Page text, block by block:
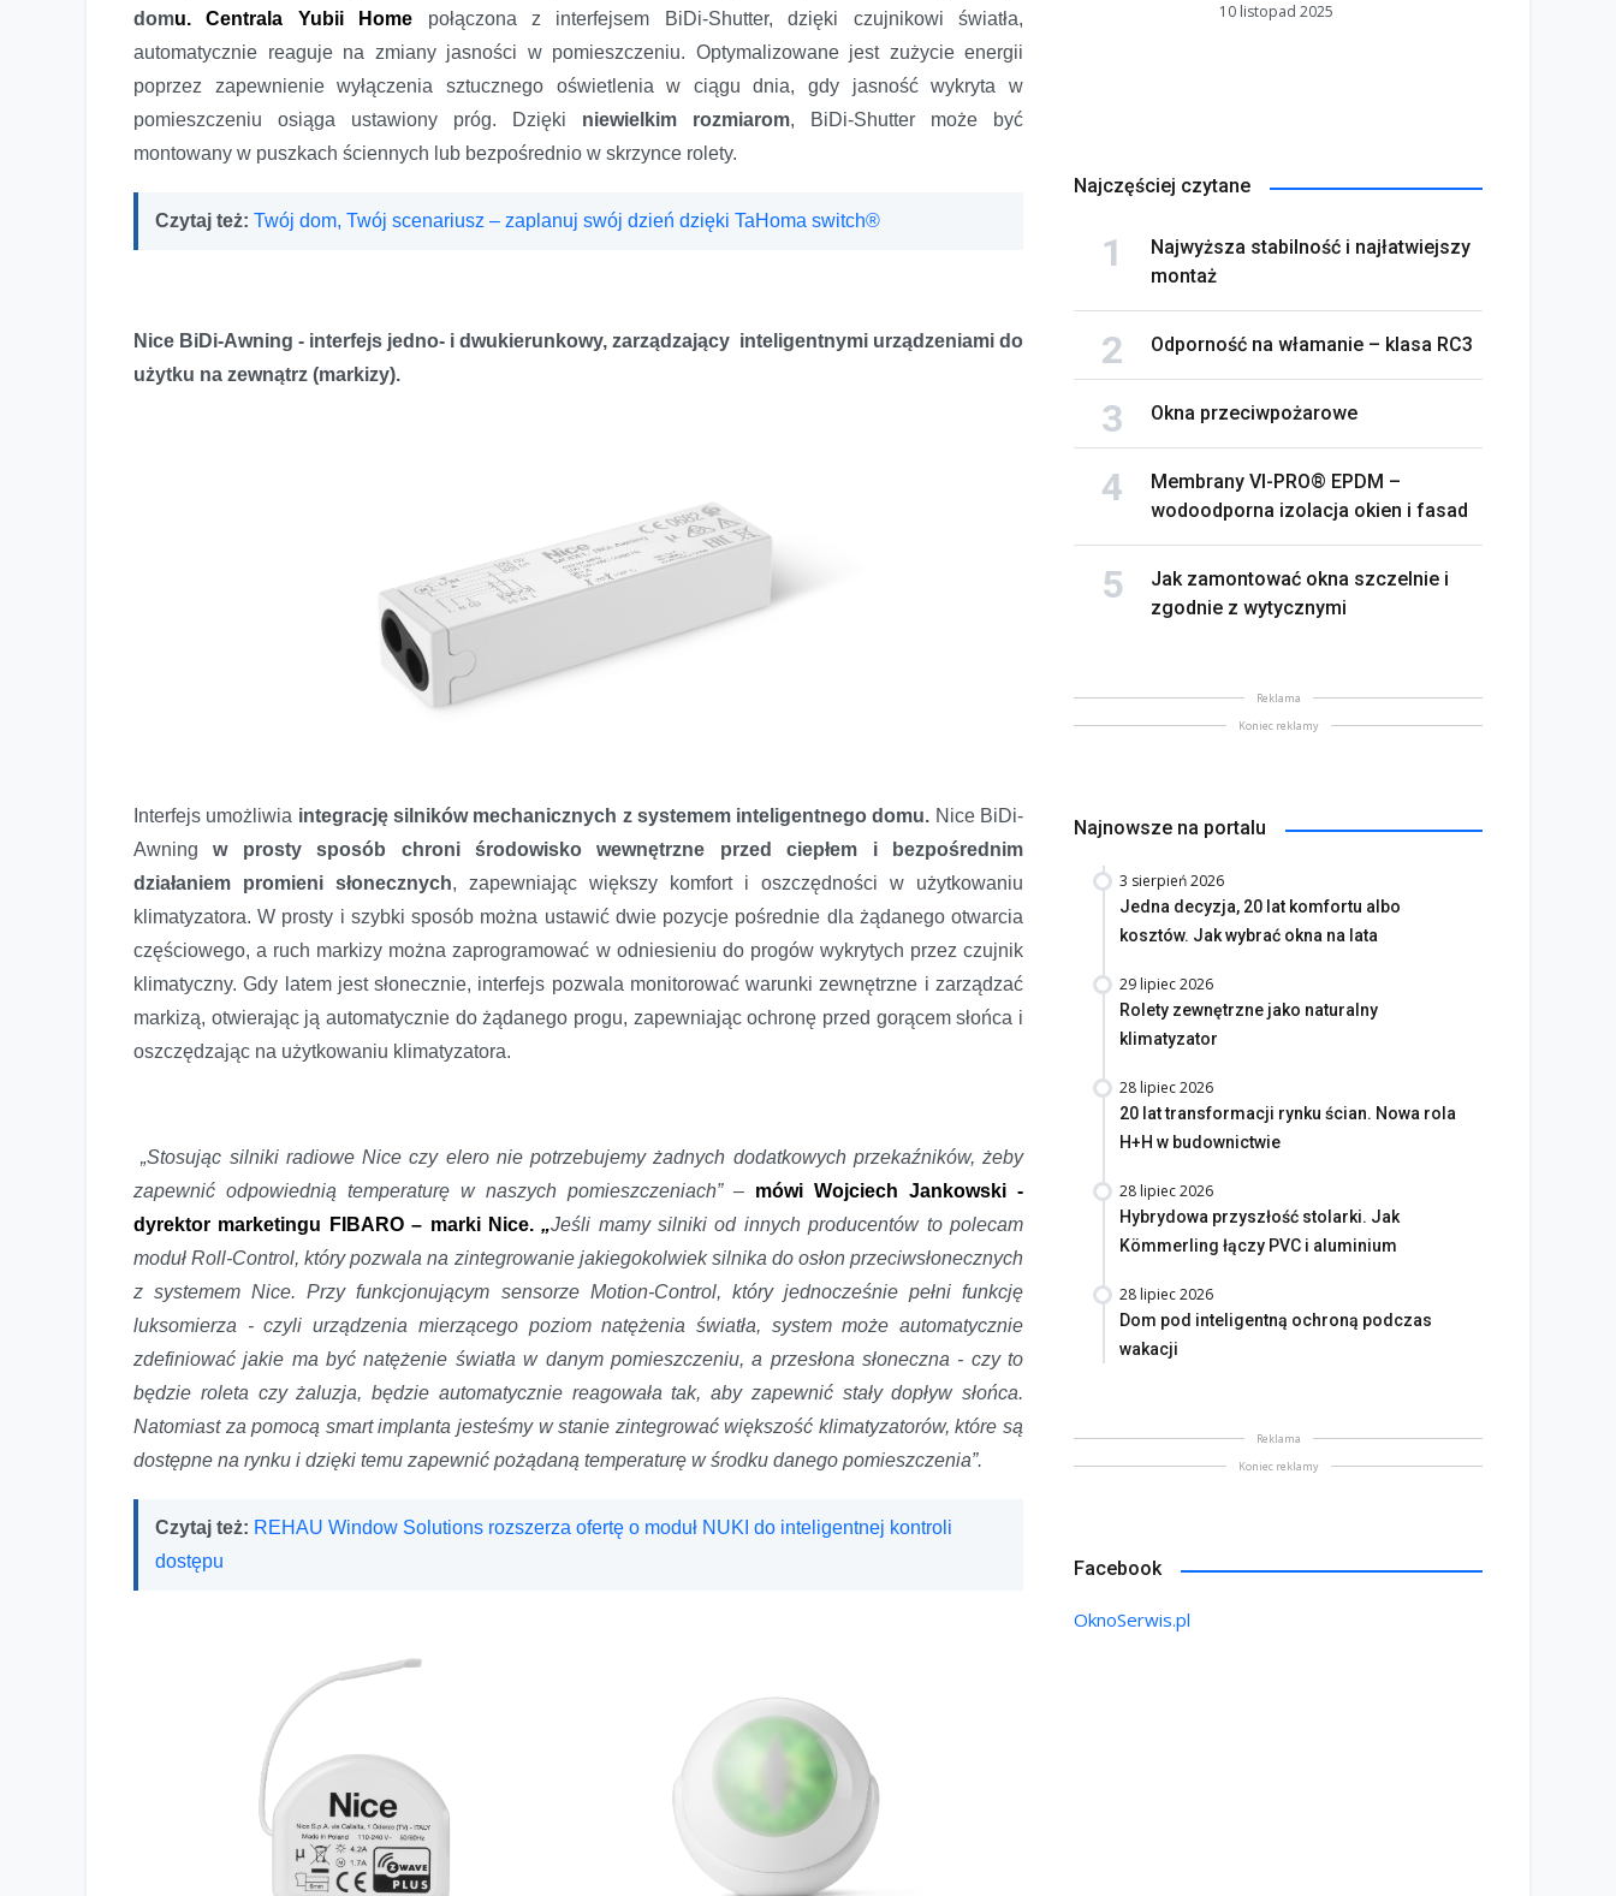
domu.Centrala Yubii Home połączona z interfejsem BiDi-Shutter, dzięki czujnikowi światła,
automatycznie reaguje na zmiany jasności w pomieszczeniu. Optymalizowane jest zużycie energii
poprzez zapewnienie wyłączenia sztucznego oświetlenia w ciągu dnia, gdy jasność wykryta w
pomieszczeniu osiąga ustawiony próg. Dzięki niewielkim rozmiarom, BiDi-Shutter może być
montowany w puszkach ściennych lub bezpośrednio w skrzynce rolety.
Czytaj też: Twój dom, Twój scenariusz – zaplanuj swój dzień dzięki TaHoma switch®
Nice BiDi-Awning - interfejs jedno- i dwukierunkowy, zarządzający inteligentnymi urządzeniami do
użytku na zewnątrz (markizy).
Interfejs umożliwia integrację silników mechanicznych z systemem inteligentnego domu. Nice BiDi-
Awningw prosty sposób chroni środowisko wewnętrzne przed ciepłem i bezpośrednim
działaniem promieni słonecznych, zapewniając większy komfort i oszczędności w użytkowaniu
klimatyzatora. W prosty i szybki sposób można ustawić dwie pozycje pośrednie dla żądanego otwarcia
częściowego, a ruch markizy można zaprogramować w odniesieniu do progów wykrytych przez czujnik
klimatyczny. Gdy latem jest słonecznie, interfejs pozwala monitorować warunki zewnętrzne i zarządzać
markizą, otwierając ją automatycznie do żądanego progu, zapewniając ochronę przed gorącem słońca i
oszczędzając na użytkowaniu klimatyzatora.
„Stosując silniki radiowe Nice czy elero nie potrzebujemy żadnych dodatkowych przekaźników, żeby
zapewnić odpowiednią temperaturę w naszych pomieszczeniach”– mówi Wojciech Jankowski -
dyrektor marketingu FIBARO – marki Nice.„Jeśli mamy silniki od innych producentów to polecam
moduł Roll-Control, który pozwala na zintegrowanie jakiegokolwiek silnika do osłon przeciwsłonecznych
z systemem Nice. Przy funkcjonującym sensorze Motion-Control, który jednocześnie pełni funkcję
luksomierza - czyli urządzenia mierzącego poziom natężenia światła, system może automatycznie
zdefiniować jakie ma być natężenie światła w danym pomieszczeniu, a przesłona słoneczna - czy to
będzie roleta czy żaluzja, będzie automatycznie reagowała tak, aby zapewnić stały dopływ słońca.
Natomiast za pomocą smart implanta jesteśmy w stanie zintegrować większość klimatyzatorów, które są
dostępne na rynku i dzięki temu zapewnić pożądaną temperaturę w środku danego pomieszczenia”.
Czytaj też: REHAU Window Solutions rozszerza ofertę o moduł NUKI do inteligentnej kontroli
dostępu
10 listopad 2025
Najczęściej czytane
Najwyższa stabilność i najłatwiejszy
montaż
Odporność na włamanie – klasa RC3
Okna przeciwpożarowe
Membrany VI-PRO® EPDM –
wodoodporna izolacja okien i fasad
Jak zamontować okna szczelnie i
zgodnie z wytycznymi
Reklama
Koniec reklamy
Najnowsze na portalu
3 sierpień 2026
Jedna decyzja, 20 lat komfortu albo
kosztów. Jak wybrać okna na lata
29 lipiec 2026
Rolety zewnętrzne jako naturalny
klimatyzator
28 lipiec 2026
20 lat transformacji rynku ścian. Nowa rola
H+H w budownictwie
28 lipiec 2026
Hybrydowa przyszłość stolarki. Jak
Kömmerling łączy PVC i aluminium
28 lipiec 2026
Dom pod inteligentną ochroną podczas
wakacji
Reklama
Koniec reklamy
Facebook
OknoSerwis.pl